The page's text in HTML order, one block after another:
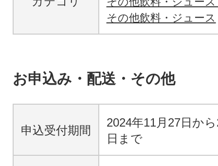
その他飲料・ジュース
お申込み・配送・その他
申込受付期間
2024年11月27日か
日まで